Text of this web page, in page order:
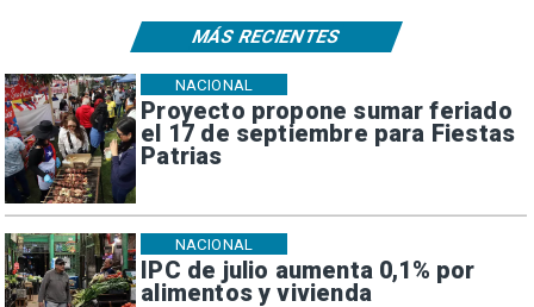
Proyecto propone sumar feriado
el 17 de septiembre para Fiestas
Patrias
NACIONAL
IPC de julio aumenta 0,1% por
alimentos y vivienda
NACIONAL
MÁS RECIENTES